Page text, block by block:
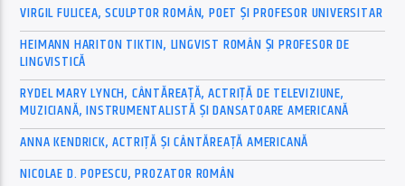
VIRGIL FULICEA, SCULPTOR ROMÂN, POET ȘI PROFESOR UNIVERSITAR
HEIMANN HARITON TIKTIN, LINGVIST ROMÂN ȘI PROFESOR DE
LINGVISTICĂ
RYDEL MARY LYNCH, CÂNTĂREAȚĂ, ACTRIȚĂ DE TELEVIZIUNE,
MUZICIANĂ, INSTRUMENTALISTĂ ȘI DANSATOARE AMERICANĂ
ANNA KENDRICK, ACTRIȚĂ ȘI CÂNTĂREAȚĂ AMERICANĂ
NICOLAE D. POPESCU, PROZATOR ROMÂN